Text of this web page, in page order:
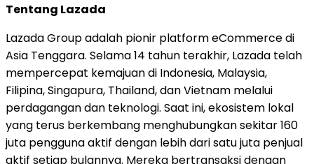
Tentang Lazada
Lazada Group adalah pionir platform eCommerce di
Asia Tenggara. Selama 14 tahun terakhir, Lazada telah
mempercepat kemajuan di Indonesia, Malaysia,
Filipina, Singapura, Thailand, dan Vietnam melalui
perdagangan dan teknologi. Saat ini, ekosistem lokal
yang terus berkembang menghubungkan sekitar 160
juta pengguna aktif dengan lebih dari satu juta penjual
aktif setiap bulannya. Mereka bertransaksi dengan